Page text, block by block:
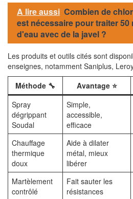
A lire aussi Combien de
est nécessaire pour traiter 50
d'eau avec de la javel ?
Les produits et outils cités sont
enseignes, notamment Saniplus,
Méthode 🔧
Avantage ⭐
Spray
dégrippant
Soudal
Simple,
accessible,
efficace
Chauffage
thermique
doux
Aide à dilater
métal, mieux
libérer
Martèlement
contrôlé
Fait sauter les
résistances